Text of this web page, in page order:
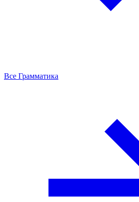
Все Грамматика